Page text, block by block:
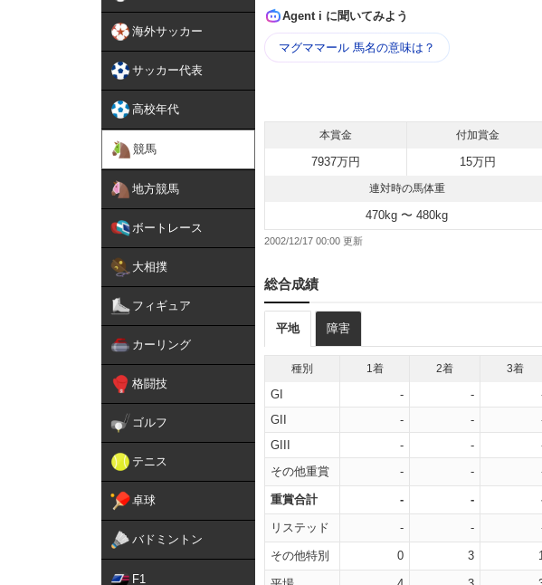
海外サッカー
サッカー代表
高校年代
競馬
地方競馬
ボートレース
大相撲
フィギュア
カーリング
格闘技
ゴルフ
テニス
卓球
バドミントン
F1
Agent i に聞いてみよう
マグママール 馬名の意味は？
本賞金 付加賞金
7937万円 15万円
連対時の馬体重
470kg 〜 480kg
2002/12/17 00:00
総合成績
平地 障害
種別 1着 2着 3着
GI - -
GII
- -
GIII
- -
その他重賞
- -
重賞合計 - -
リステッド - -
その他特別 0 3